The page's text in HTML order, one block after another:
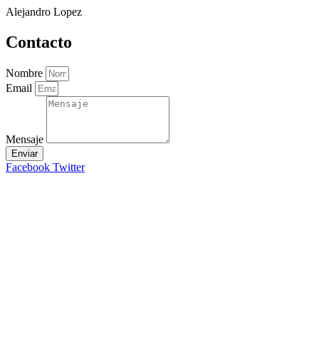
Alejandro Lopez
Contacto
Nombre
Email
Mensaje
Enviar
Facebook Twitter